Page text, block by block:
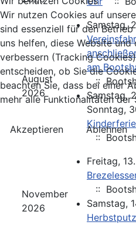
August
2026
Samstag,
am
::
Samstag,
Sonntag,
::
November
2026
Freitag,
::
Samstag,
Herbstputz
Wir nutzen Cookies auf
sind essenziell für den
uns helfen, diese Website
verbessern (Tracking
entscheiden, ob Sie die
beachten Sie, dass bei einer
mehr alle Funktionalitäten
Akzeptieren Ablehnen